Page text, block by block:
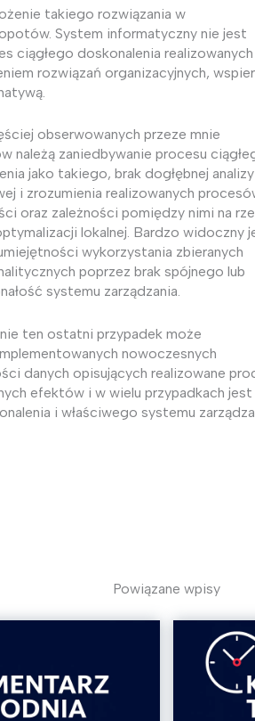
takiego rozwiązania w
System informatyczny nie jest
ciągłego doskonalenia realizowanych
rozwiązań organizacyjnych,
obserwowanych przeze mnie
należą zaniedbywanie procesu
jako takiego, brak dogłębnej analizy
i zrozumienia realizowanych
oraz zależności pomiędzy nimi na
lokalnej. Bardzo widoczny
wykorzystania zbieranych
poprzez brak spójnego lub
systemu zarządzania.
ten ostatni przypadek może
nowoczesnych
danych opisujących realizowane
efektów i w wielu przypadkach jest
i właściwego systemu
Powiązane wpisy